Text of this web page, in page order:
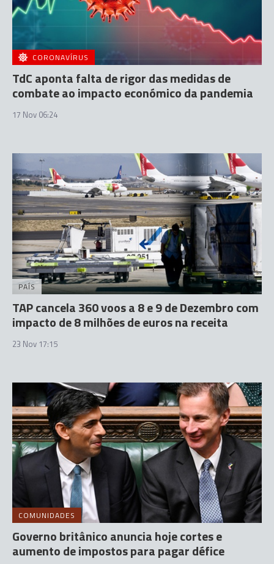
CORONAVÍRUS
TdC aponta falta de rigor das medidas de
combate ao impacto económico da pandemia
17 Nov 06:24
PAÍS
TAP cancela 360 voos a 8 e 9 de Dezembro com
impacto de 8 milhões de euros na receita
23 Nov 17:15
COMUNIDADES
Governo britânico anuncia hoje cortes e
aumento de impostos para pagar défice